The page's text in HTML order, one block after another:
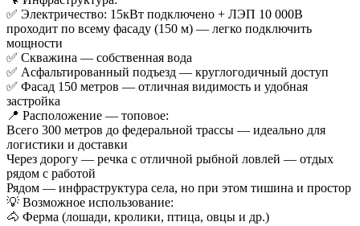
✅ Электричество: 15кВт подключено + ЛЭП 10 000В
проходит по всему фасаду (150 м) — легко подключить
мощности
✅ Скважина — собственная вода
✅ Асфальтированный подъезд — круглогодичный доступ
✅ Фасад 150 метров — отличная видимость и удобная
застройка
📍 Расположение — топовое:
Всего 300 метров до федеральной трассы — идеально для
логистики и доставки
Через дорогу — речка с отличной рыбной ловлей — отдых
рядом с работой
Рядом — инфраструктура села, но при этом тишина и простор
💡 Возможное использование:
🐴 Ферма (лошади, кролики, птица, овцы и др.)